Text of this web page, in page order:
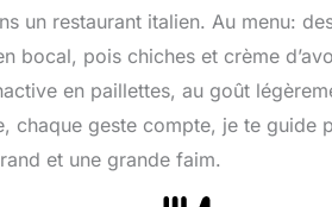
un restaurant italien. Au menu:
bocal, pois chiches et crème
en paillettes, au goût
chaque geste compte, je te guide
et une grande faim.